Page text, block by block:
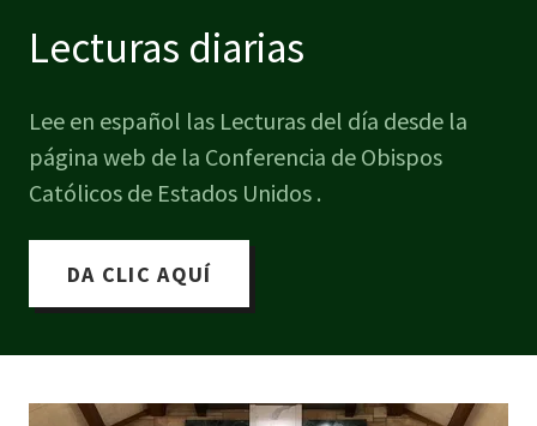
Lecturas diarias
Lee en español las Lecturas del día desde la
página web de la Conferencia de Obispos
Católicos de Estados Unidos .
DA CLIC AQUÍ